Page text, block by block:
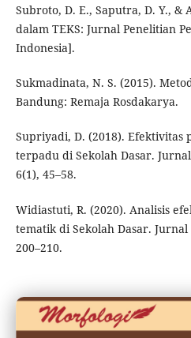
Subroto, D. E., Saputra, D. Y.,
dalam TEKS: Jurnal Penelitian
Indonesia].
Sukmadinata, N. S. (2015).
Bandung: Remaja Rosdakarya.
Supriyadi, D. (2018). Efektivitas
terpadu di Sekolah Dasar.
6(1), 45–58.
Widiastuti, R. (2020). Analisis
tematik di Sekolah Dasar.
200–210.